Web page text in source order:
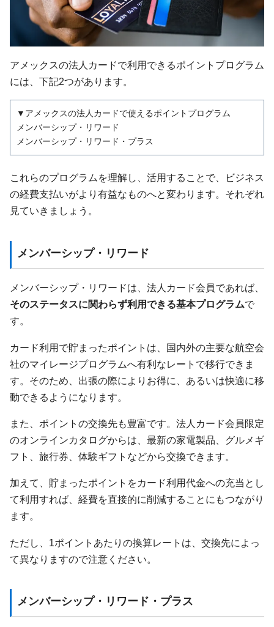
アメックスの法人カードで利用できるポイントプログラム
には、下記2つがあります。
▼アメックスの法人カードで使えるポイントプログラム
メンバーシップ・リワード
メンバーシップ・リワード・プラス
これらのプログラムを理解し、活用することで、ビジネス
の経費支払いがより有益なものへと変わります。それぞれ
見ていきましょう。
メンバーシップ・リワード
メンバーシップ・リワードは、法人カード会員であれば、
そのステータスに関わらず利用できる基本プログラムで
す。
カード利用で貯まったポイントは、国内外の主要な航空会
社のマイレージプログラムへ有利なレートで移行できま
す。そのため、出張の際によりお得に、あるいは快適に移
動できるようになります。
また、ポイントの交換先も豊富です。法人カード会員限定
のオンラインカタログからは、最新の家電製品、グルメギ
フト、旅行券、体験ギフトなどから交換できます。
加えて、貯まったポイントをカード利用代金への充当とし
て利用すれば、経費を直接的に削減することにもつながり
ます。
ただし、1ポイントあたりの換算レートは、交換先によっ
て異なりますので注意ください。
メンバーシップ・リワード・プラス